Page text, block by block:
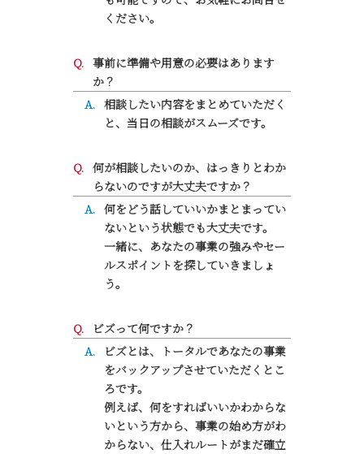
ください。
事前に準備や用意の必要はあります
か？
相談したい内容をまとめていただく
と、当日の相談がスムーズです。
何が相談したいのか、はっきりとわか
らないのですが大丈夫ですか？
何をどう話していいかまとまってい
ないという状態でも大丈夫です。
一緒に、あなたの事業の強みやセー
ルスポイントを探していきましょ
う。
ビズって何ですか？
ビズとは、トータルであなたの事業
をバックアップさせていただくとこ
ろです。
例えば、何をすればいいかわからな
いという方から、事業の始め方がわ
からない、仕入れルートがまだ確立